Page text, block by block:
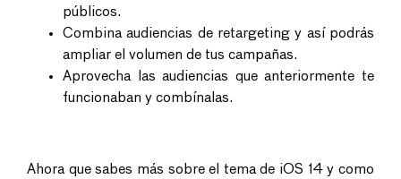
públicos.
Combina audiencias de retargeting y así podrás
ampliar el volumen de tus campañas.
Aprovecha las audiencias que anteriormente te
funcionaban y combínalas.
Ahora que sabes más sobre el tema de iOS 14 y como